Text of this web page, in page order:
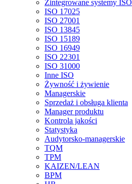
Zintegrowane systemy ISO
ISO 17025
ISO 27001
ISO 13845
ISO 15189
ISO 16949
ISO 22301
ISO 31000
Inne ISO
Żywność i żywienie
Managerskie
Sprzedaż i obsługa klienta
Manager produktu
Kontrola jakości
Statystyka
Audytorsko-managerskie
TQM
TPM
KAIZEN/LEAN
BPM